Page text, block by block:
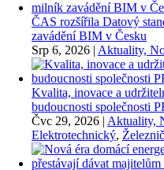
ČAS rozšířila Datový
zavádění BIM v Česku
Srp 6, 2026 | Aktuality,
Kvalita, inovace a
budoucnosti společnosti
Čvc 29, 2026 | Aktuality,
Elektrotechnický,